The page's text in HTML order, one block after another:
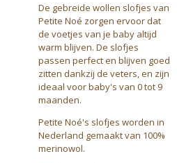
De gebreide wollen slofjes van
Petite Noé zorgen ervoor dat
de voetjes van je baby altijd
warm blijven. De slofjes
passen perfect en blijven goed
zitten dankzij de veters, en zijn
ideaal voor baby's van 0 tot 9
maanden.
Petite Noé's slofjes worden in
Nederland gemaakt van 100%
merinowol.